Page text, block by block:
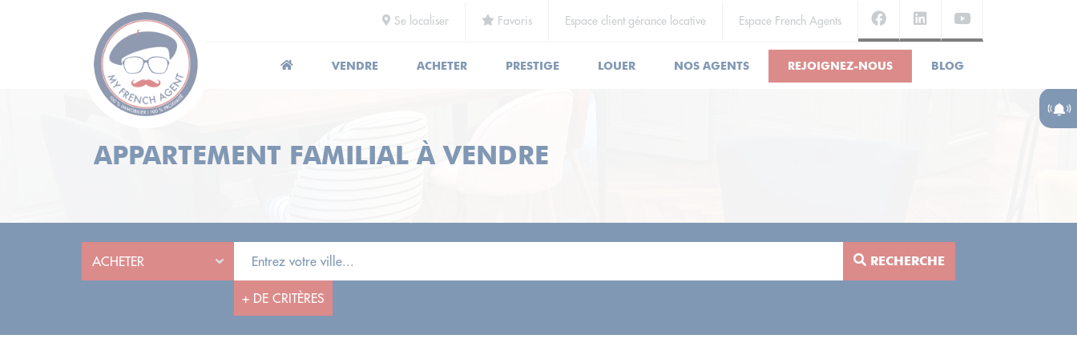
Se localiser Favoris Espace client gérance locative Espace French Agents
VENDRE ACHETER PRESTIGE LOUER NOS AGENTS REJOIGNEZ-NOUS BLOG
APPARTEMENT FAMILIAL À VENDRE
+ DE CRITÈRES
RECHERCHE